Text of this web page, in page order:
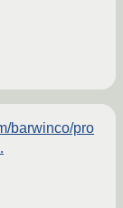
barwinco/pro